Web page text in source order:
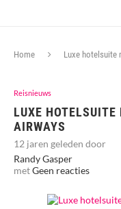
Home Luxe hotelsuite
Reisnieuws
LUXE
AIRWAYS
12 jaren geleden door
Randy Gasper
metGeen reacties